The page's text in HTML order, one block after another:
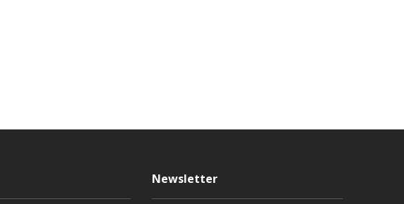
Newsletter